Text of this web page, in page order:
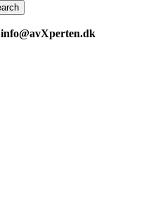
info@avXperten.dk